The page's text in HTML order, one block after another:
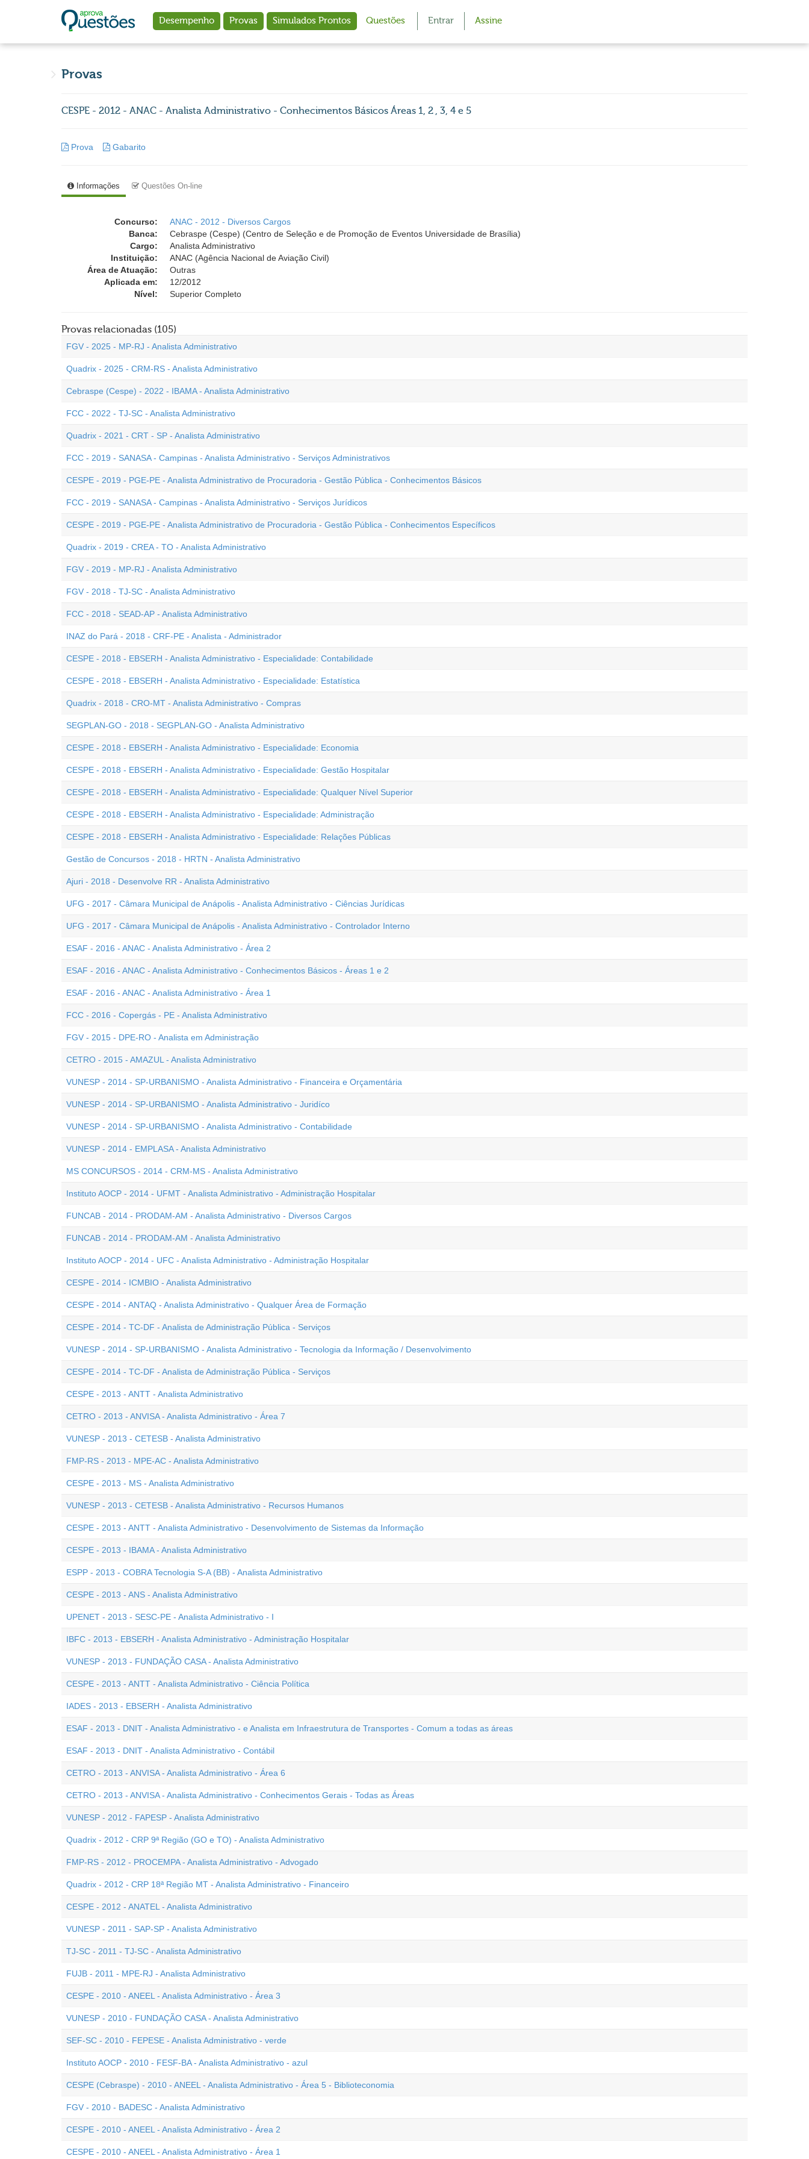
Desempenho Provas Simulados Prontos Questões Entrar Assine
Provas
CESPE - 2012 - ANAC - Analista Administrativo - Conhecimentos Básicos Áreas 1, 2 , 3, 4 e 5
Prova Gabarito
Informações Questões On-line
Concurso:
ANAC - 2012 - Diversos Cargos
Banca:
Cebraspe (Cespe) (Centro de Seleção e de Promoção de Eventos Universidade de Brasília)
Cargo:
Analista Administrativo
Instituição:
ANAC (Agência Nacional de Aviação Civil)
Área de Atuação:
Outras
Aplicada em:
12/2012
Nível:
Superior Completo
Provas relacionadas (105)
FGV - 2025 - MP-RJ - Analista Administrativo
Quadrix - 2025 - CRM-RS - Analista Administrativo
Cebraspe (Cespe) - 2022 - IBAMA - Analista Administrativo
FCC - 2022 - TJ-SC - Analista Administrativo
Quadrix - 2021 - CRT - SP - Analista Administrativo
FCC - 2019 - SANASA - Campinas - Analista Administrativo - Serviços Administrativos
CESPE - 2019 - PGE-PE - Analista Administrativo de Procuradoria - Gestão Pública - Conhecimentos Básicos
FCC - 2019 - SANASA - Campinas - Analista Administrativo - Serviços Jurídicos
CESPE - 2019 - PGE-PE - Analista Administrativo de Procuradoria - Gestão Pública - Conhecimentos Específicos
Quadrix - 2019 - CREA - TO - Analista Administrativo
FGV - 2019 - MP-RJ - Analista Administrativo
FGV - 2018 - TJ-SC - Analista Administrativo
FCC - 2018 - SEAD-AP - Analista Administrativo
INAZ do Pará - 2018 - CRF-PE - Analista - Administrador
CESPE - 2018 - EBSERH - Analista Administrativo - Especialidade: Contabilidade
CESPE - 2018 - EBSERH - Analista Administrativo - Especialidade: Estatística
Quadrix - 2018 - CRO-MT - Analista Administrativo - Compras
SEGPLAN-GO - 2018 - SEGPLAN-GO - Analista Administrativo
CESPE - 2018 - EBSERH - Analista Administrativo - Especialidade: Economia
CESPE - 2018 - EBSERH - Analista Administrativo - Especialidade: Gestão Hospitalar
CESPE - 2018 - EBSERH - Analista Administrativo - Especialidade: Qualquer Nível Superior
CESPE - 2018 - EBSERH - Analista Administrativo - Especialidade: Administração
CESPE - 2018 - EBSERH - Analista Administrativo - Especialidade: Relações Públicas
Gestão de Concursos - 2018 - HRTN - Analista Administrativo
Ajuri - 2018 - Desenvolve RR - Analista Administrativo
UFG - 2017 - Câmara Municipal de Anápolis - Analista Administrativo - Ciências Jurídicas
UFG - 2017 - Câmara Municipal de Anápolis - Analista Administrativo - Controlador Interno
ESAF - 2016 - ANAC - Analista Administrativo - Área 2
ESAF - 2016 - ANAC - Analista Administrativo - Conhecimentos Básicos - Áreas 1 e 2
ESAF - 2016 - ANAC - Analista Administrativo - Área 1
FCC - 2016 - Copergás - PE - Analista Administrativo
FGV - 2015 - DPE-RO - Analista em Administração
CETRO - 2015 - AMAZUL - Analista Administrativo
VUNESP - 2014 - SP-URBANISMO - Analista Administrativo - Financeira e Orçamentária
VUNESP - 2014 - SP-URBANISMO - Analista Administrativo - Juridíco
VUNESP - 2014 - SP-URBANISMO - Analista Administrativo - Contabilidade
VUNESP - 2014 - EMPLASA - Analista Administrativo
MS CONCURSOS - 2014 - CRM-MS - Analista Administrativo
Instituto AOCP - 2014 - UFMT - Analista Administrativo - Administração Hospitalar
FUNCAB - 2014 - PRODAM-AM - Analista Administrativo - Diversos Cargos
FUNCAB - 2014 - PRODAM-AM - Analista Administrativo
Instituto AOCP - 2014 - UFC - Analista Administrativo - Administração Hospitalar
CESPE - 2014 - ICMBIO - Analista Administrativo
CESPE - 2014 - ANTAQ - Analista Administrativo - Qualquer Área de Formação
CESPE - 2014 - TC-DF - Analista de Administração Pública - Serviços
VUNESP - 2014 - SP-URBANISMO - Analista Administrativo - Tecnologia da Informação / Desenvolvimento
CESPE - 2014 - TC-DF - Analista de Administração Pública - Serviços
CESPE - 2013 - ANTT - Analista Administrativo
CETRO - 2013 - ANVISA - Analista Administrativo - Área 7
VUNESP - 2013 - CETESB - Analista Administrativo
FMP-RS - 2013 - MPE-AC - Analista Administrativo
CESPE - 2013 - MS - Analista Administrativo
VUNESP - 2013 - CETESB - Analista Administrativo - Recursos Humanos
CESPE - 2013 - ANTT - Analista Administrativo - Desenvolvimento de Sistemas da Informação
CESPE - 2013 - IBAMA - Analista Administrativo
ESPP - 2013 - COBRA Tecnologia S-A (BB) - Analista Administrativo
CESPE - 2013 - ANS - Analista Administrativo
UPENET - 2013 - SESC-PE - Analista Administrativo - I
IBFC - 2013 - EBSERH - Analista Administrativo - Administração Hospitalar
VUNESP - 2013 - FUNDAÇÃO CASA - Analista Administrativo
CESPE - 2013 - ANTT - Analista Administrativo - Ciência Política
IADES - 2013 - EBSERH - Analista Administrativo
ESAF - 2013 - DNIT - Analista Administrativo - e Analista em Infraestrutura de Transportes - Comum a todas as áreas
ESAF - 2013 - DNIT - Analista Administrativo - Contábil
CETRO - 2013 - ANVISA - Analista Administrativo - Área 6
CETRO - 2013 - ANVISA - Analista Administrativo - Conhecimentos Gerais - Todas as Áreas
VUNESP - 2012 - FAPESP - Analista Administrativo
Quadrix - 2012 - CRP 9ª Região (GO e TO) - Analista Administrativo
FMP-RS - 2012 - PROCEMPA - Analista Administrativo - Advogado
Quadrix - 2012 - CRP 18ª Região MT - Analista Administrativo - Financeiro
CESPE - 2012 - ANATEL - Analista Administrativo
VUNESP - 2011 - SAP-SP - Analista Administrativo
TJ-SC - 2011 - TJ-SC - Analista Administrativo
FUJB - 2011 - MPE-RJ - Analista Administrativo
CESPE - 2010 - ANEEL - Analista Administrativo - Área 3
VUNESP - 2010 - FUNDAÇÃO CASA - Analista Administrativo
SEF-SC - 2010 - FEPESE - Analista Administrativo - verde
Instituto AOCP - 2010 - FESF-BA - Analista Administrativo - azul
CESPE (Cebraspe) - 2010 - ANEEL - Analista Administrativo - Área 5 - Biblioteconomia
FGV - 2010 - BADESC - Analista Administrativo
CESPE - 2010 - ANEEL - Analista Administrativo - Área 2
CESPE - 2010 - ANEEL - Analista Administrativo - Área 1